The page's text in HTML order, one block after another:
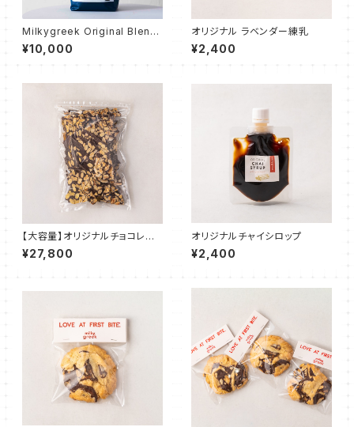
Milkygreek Original Blend
Coffee コーヒー豆1kg
¥10,000
オリジナル ラベンダー練乳
¥2,400
【大容量】オリジナルチョコレー
ト MILKY CHOCOLATE "SAL
T & ALMOND" 1kg
¥27,800
オリジナルチャイシロップ
¥2,400